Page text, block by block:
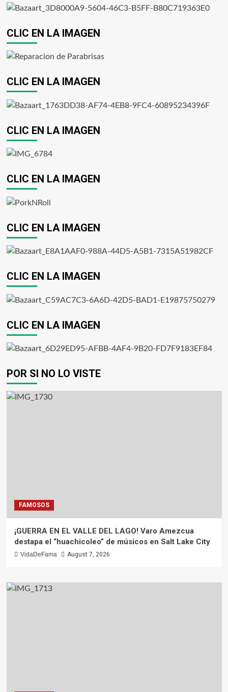
CLIC EN LA IMAGEN
CLIC EN LA IMAGEN
CLIC EN LA IMAGEN
CLIC EN LA IMAGEN
CLIC EN LA IMAGEN
CLIC EN LA IMAGEN
CLIC EN LA IMAGEN
POR SI NO LO VISTE
FAMOSOS
¡GUERRA EN EL VALLE DEL LAGO! Varo Amezcua
destapa el “huachicoleo” de músicos en Salt Lake City
VidaDeFama August 7, 2026